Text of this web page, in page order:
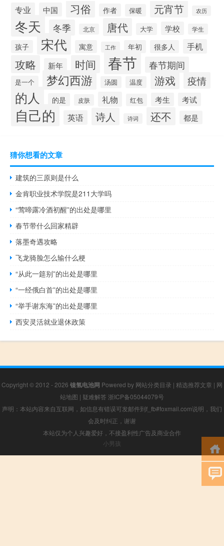
专业 中国 习俗 作者 保暖 元宵节 农历
冬天 冬季 北京 唐代 大学 学校 学生
孩子 宋代 寓意 工作 年初 很多人 手机
攻略 新年 时间 春节 春节期间
是一个 梦幻西游 汤圆 温度 游戏 疫情
的人 的是 皮肤 礼物 红包 考生 考试
自己的 英语 诗人 诗词 还不 都是
猜你想看的文章
建筑的三原则是什么
金肯职业技术学院是211大学吗
“莺啼露冷酒初醒”的出处是哪里
春节带什么回家精辟
落墨奇遇攻略
飞龙骑脸怎么输什么梗
“从此一筵别”的出处是哪里
“一经俄白首”的出处是哪里
“举手谢东海”的出处是哪里
西安灵活就业退休政策
Copyright © 2012 - 2026 镍氢电池网 Powered by 网站分类目录 | 精选推荐文章 | 网
站地图 | 疑难解答 浙ICP备05044079号
声明：本站内容来自互联网，如信息有错误可发邮件到f_fb#foxmail.com说明，我们
会及时纠正，谢谢
本站仅为个人兴趣爱好，不接盈利性广告及商业合作
小男孩